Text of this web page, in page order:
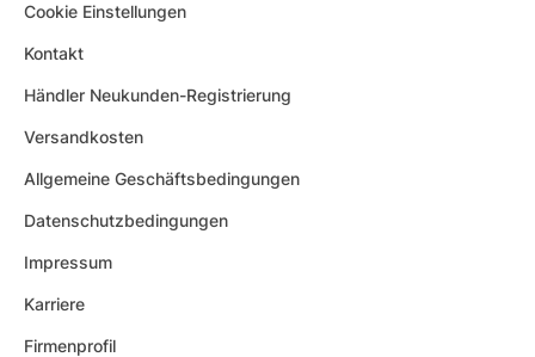
Cookie Einstellungen
Kontakt
Händler Neukunden-Registrierung
Versandkosten
Allgemeine Geschäftsbedingungen
Datenschutzbedingungen
Impressum
Karriere
Firmenprofil